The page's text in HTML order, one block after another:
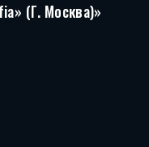
(г. Москва)»